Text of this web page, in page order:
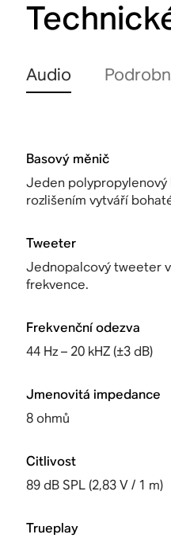
Audio
Basový měnič
Jeden polypropylenový
rozlišením vytváří
Tweeter
Jednopalcový tweeter
frekvence.
Frekvenční odezva
44 Hz – 20 kHZ (±3 dB)
Jmenovitá impedance
8 ohmů
Citlivost
89 dB SPL (2,83 V / 1 m)
Trueplay